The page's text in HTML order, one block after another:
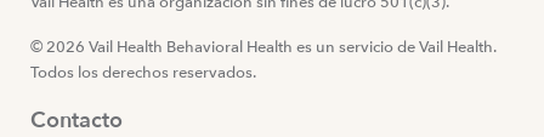
© 2026 Vail Health Behavioral Health es un servicio de Vail Health.
Todos los derechos reservados.
Contacto